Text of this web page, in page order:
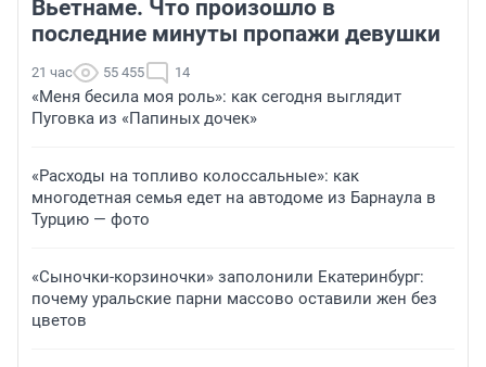
Вьетнаме. Что произошло в
последние минуты пропажи девушки
21 час 55 455 14
«Меня бесила моя роль»: как сегодня выглядит
Пуговка из «Папиных дочек»
«Расходы на топливо колоссальные»: как
многодетная семья едет на автодоме из Барнаула в
Турцию — фото
«Сыночки-корзиночки» заполонили Екатеринбург:
почему уральские парни массово оставили жен без
цветов